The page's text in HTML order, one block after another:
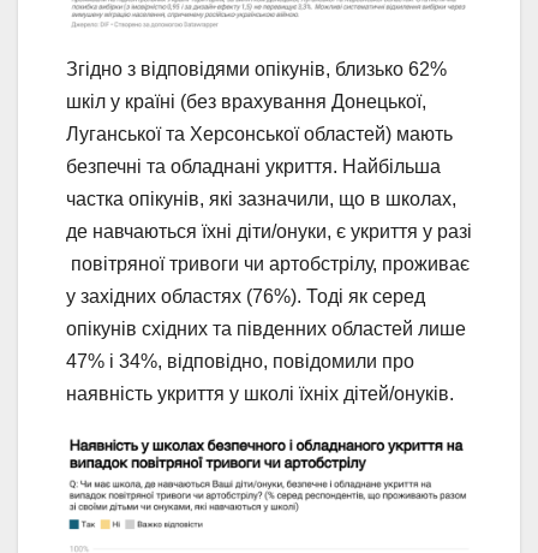
Згідно з відповідями опікунів, близько 62%
шкіл у країні (без врахування Донецької,
Луганської та Херсонської областей) мають
безпечні та обладнані укриття. Найбільша
частка опікунів, які зазначили, що в школах,
де навчаються їхні діти/онуки, є укриття у разі
повітряної тривоги чи артобстрілу, проживає
у західних областях (76%). Тоді як серед
опікунів східних та південних областей лише
47% і 34%, відповідно, повідомили про
наявність укриття у школі їхніх дітей/онуків.